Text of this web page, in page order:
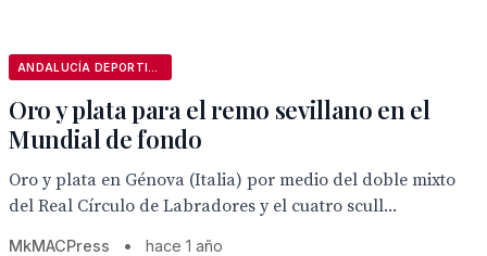
Oro y plata para el remo sevillano en el
Mundial de fondo
Oro y plata en Génova (Italia) por medio del doble mixto
del Real Círculo de Labradores y el cuatro scull...
MkMACPress • hace 1 año